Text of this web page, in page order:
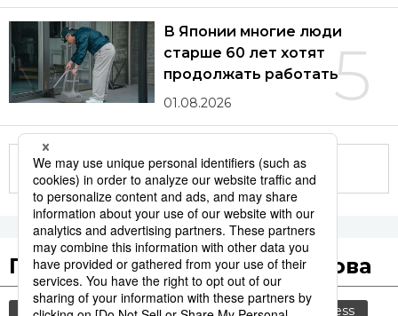
5
В Японии многие люди
старше 60 лет хотят
продолжать работать
01.08.2026
Другие статьи по теме
Популярные поисковые слова
общество культура политика jiji press